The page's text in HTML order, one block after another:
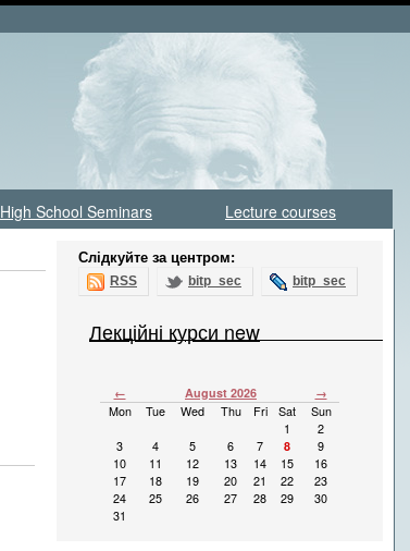
High School Seminars Lecture courses
Слідкуйте за центром:
RSS bitp_sec bitp_sec
Лекційні курси new
← August 2026
→
Mon
Tue Wed Thu Fri Sat
Sun
1
2
3
4 5 6 7 8
9
10
11 12 13 14 15
16
17
18 19 20 21 22
23
24
25 26 27 28 29
30
31